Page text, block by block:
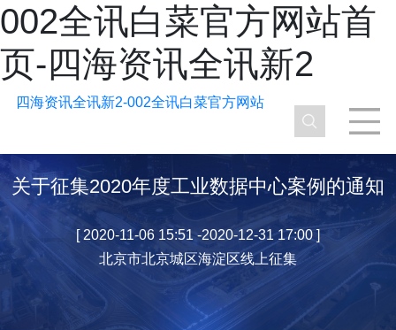
002全讯白菜官方网站首
页-四海资讯全讯新2
四海资讯全讯新2-002全讯白菜官方网站
关于征集2020年度工业数据中心案例的通知
[ 2020-11-06 15:51 -2020-12-31 17:00 ]
北京市北京城区海淀区线上征集